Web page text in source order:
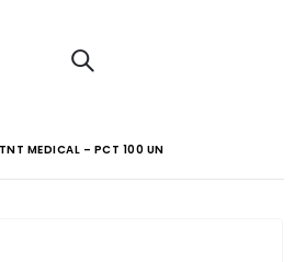
MEDICAL – PCT 100 UN